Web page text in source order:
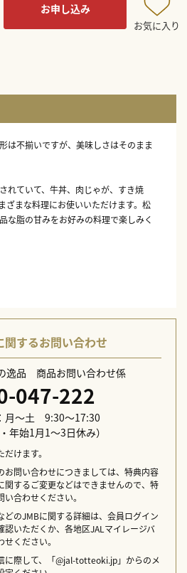
お申し込み
お気に入り
は不揃いですが、美味しさはそのまま
れていて、牛丼、肉じゃが、すき焼
ざまな料理にお使いいただけます。松
な脂の甘みをお好みの料理で楽しみく
関するお問い合わせ
逸品 商品お問い合わせ係
047-222
月～土 9:30～17:30
年始1月1～3日休み）
けます。
問い合わせにつきましては、特典内容
関するご変更などはできませんので、特
合わせください。
のJMBに関する詳細は、会員ログイン
認いただくか、各地区JALマイレージバ
ください。
に際して、「@jal-totteoki.jp」からのメ